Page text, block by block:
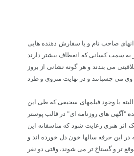
صاحب نام و یا سفارش دهنده هایی
به سمت کسانی که انعطاف بیشتر دارند
می بندند و هر گونه نشانی از بروز
وی می چسبانند و در نهایت منزوی و طرد
با وجود فیلمهای سخیفی که طی این
"آگهی های روزنامه ای" در قالب پوستر
اثر هنری رعایت شود که متاسفانه این
در این حرفه سالها خون دل خورده اند و
تر و گستاخ تر می شوند، وقتی دو نفر